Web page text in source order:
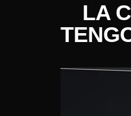
LA